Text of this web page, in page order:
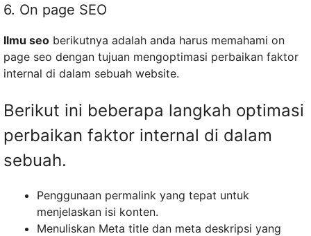
6. On page SEO
Ilmu seo berikutnya adalah anda harus memahami on
page seo dengan tujuan mengoptimasi perbaikan faktor
internal di dalam sebuah website.
Berikut ini beberapa langkah optimasi
perbaikan faktor internal di dalam
sebuah.
Penggunaan permalink yang tepat untuk
menjelaskan isi konten.
Menuliskan Meta title dan meta deskripsi yang